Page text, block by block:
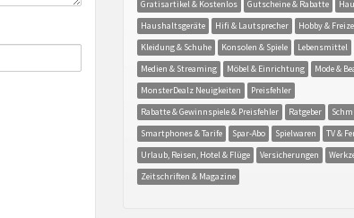
Gratisartikel & Kostenlos
Gutscheine & Rabatte
Haushaltsgeräte
Hifi & Lautsprecher Hobby &
Kleidung & Schuhe
Konsolen & Spiele
Lebensmittel
Medien & Streaming
Möbel & Einrichtung
Mode &
MonsterDealz Neuigkeiten
Preisfehler
Rabatte & Gewinnspiele & Preisfehler
Ratgeber
Smartphones & Tarife
Spar-Abo Spielwaren
TV &
Urlaub, Reisen, Hotel & Flüge
Versicherungen
Zeitschriften & Magazine